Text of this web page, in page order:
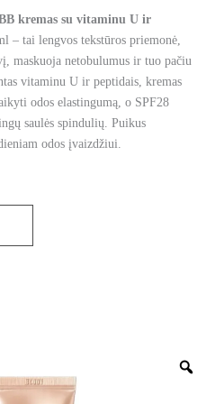
kremas su vitaminu U ir
– tai lengvos tekstūros priemonė,
maskuoja netobulumus ir tuo pačiu
vitaminu U ir peptidais, kremas
odos elastingumą, o SPF28
saulės spindulių. Puikus
odos įvaizdžiui.